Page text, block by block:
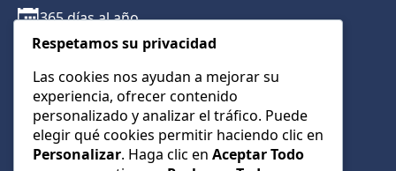
365 días al año
Traslados con reserva previa
Atención por teléfono y WhatsApp 24/7
CONTÁCTANOS
+34 622 01 23 74
+34 622 01 23 74
Respetamos su privacidad
Las cookies nos ayudan a mejorar su
experiencia, ofrecer contenido
personalizado y analizar el tráfico. Puede
elegir qué cookies permitir haciendo clic en
Personalizar. Haga clic en Aceptar Todo